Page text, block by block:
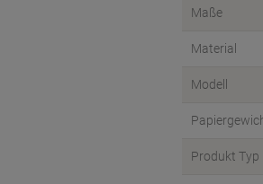
Maße
Material
Modell
Produkt Typ